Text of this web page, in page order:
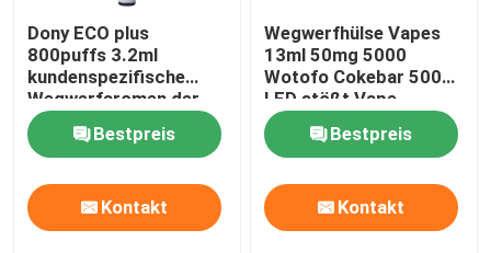
Dony ECO plus
800puffs 3.2ml
kundenspezifische
Wegwerfaromen der
Dampf-Zigaretten-
550mAh der Batterie-
15
Bestpreis
Kontakt
Wegwerfhülse Vapes
13ml 50mg 5000
Wotofo Cokebar 5000
LED stößt Vape-
Ausrüstung luft
Bestpreis
Kontakt